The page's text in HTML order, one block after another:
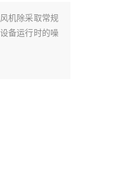
机除采取常规
备运行时的噪